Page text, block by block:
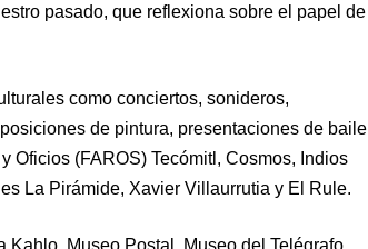
pasado, que reflexiona sobre el papel de
como conciertos, sonideros,
de pintura, presentaciones de baile
Oficios (FAROS) Tecómitl, Cosmos, Indios
La Pirámide, Xavier Villaurrutia y El Rule.
Museo Postal, Museo del Telégrafo,